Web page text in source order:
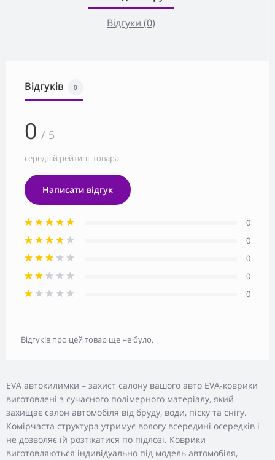
Відгуки (0)
EVA автокилимки – захист салону вашого авто EVA-коврики
виготовлені з сучасного полімерного матеріалу, який
захищає салон автомобіля від бруду, води, піску та снігу.
Комірчаста структура утримує вологу всередині осередків і
не дозволяє їй розтікатися по підлозі. Коврики
виготовляються індивідуально під модель автомобіля,
Відгуків 0
0 / 5
середній рейтинг товара
Написати відгук
0
0
0
0
0
Відгуків про цей товар ще не було.